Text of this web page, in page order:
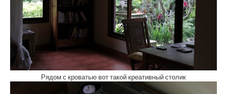
Рядом с кроватью вот такой креативный столик